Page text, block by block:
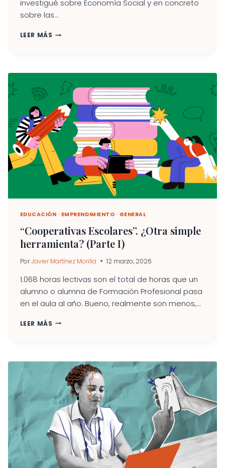
investigué sobre Economía Social y en concreto
sobre las...
LEER MÁS QUE
COOPERATIVISTA…
EDUCACIÓN · EMPRENDIMIENTO · GENERAL
“Cooperativas Escolares”. ¿Otra simple
herramienta? (Parte I)
Por Javier Martínez Morilla 12 marzo, 2026
1.068 horas lectivas son el total de horas que un
alumno o alumna de Formación Profesional pasa
en el aula al año. Bueno, realmente son menos,...
LEER MÁS “COOPERATIVAS
HERRAMIENTA?
(PARTE